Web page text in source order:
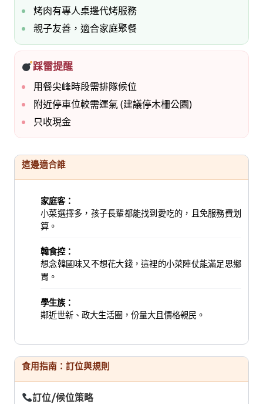
烤肉有專人桌邊代烤服務
親子友善，適合家庭聚餐
踩雷提醒
用餐尖峰時段需排隊候位
附近停車位較需運氣 (建議停木柵公園)
只收現金
這邊適合誰
家庭客：
小菜選擇多，孩子長輩都能找到愛吃的，且免服務費划
算。
韓食控：
想念韓國味又不想花大錢，這裡的小菜陣仗能滿足思鄉
胃。
學生族：
鄰近世新、政大生活圈，份量大且價格親民。
食用指南：訂位與規則
訂位/候位策略